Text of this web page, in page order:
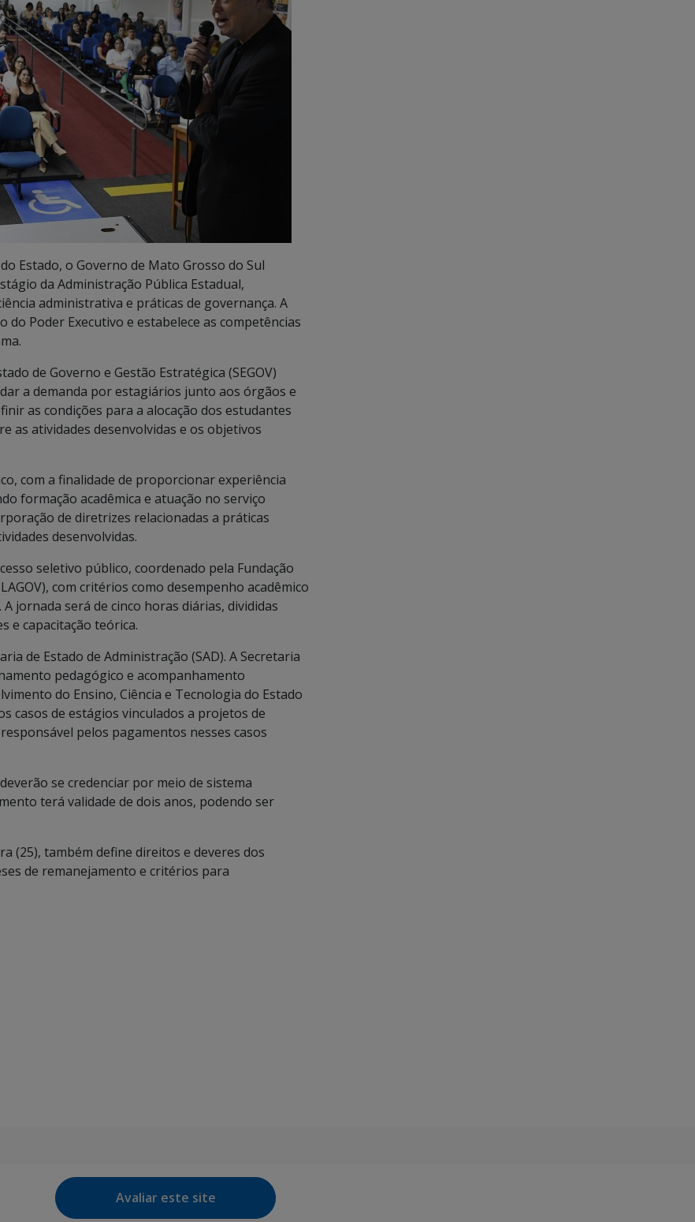
Estado, o Governo de Mato Grosso do Sul
da Administração Pública Estadual,
administrativa e práticas de governança. A
Poder Executivo e estabelece as competências
de Governo e Gestão Estratégica (SEGOV)
a demanda por estagiários junto aos órgãos e
as condições para a alocação dos estudantes
as atividades desenvolvidas e os objetivos
com a finalidade de proporcionar experiência
formação acadêmica e atuação no serviço
de diretrizes relacionadas a práticas
desenvolvidas.
seletivo público, coordenado pela Fundação
com critérios como desempenho acadêmico
jornada será de cinco horas diárias, divididas
e capacitação teórica.
de Estado de Administração (SAD). A Secretaria
pedagógico e acompanhamento
do Ensino, Ciência e Tecnologia do Estado
casos de estágios vinculados a projetos de
pelos pagamentos nesses casos
se credenciar por meio de sistema
terá validade de dois anos, podendo ser
(25), também define direitos e deveres dos
de remanejamento e critérios para
Avaliar este site